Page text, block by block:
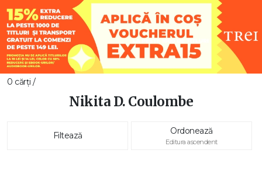
0 cărți /
Nikita D. Coulombe
Filtează Ordonează
Editura ascendent